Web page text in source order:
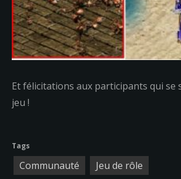
Et félicitations aux participants qui se
jeu !
Tags
Communauté Jeu de rôle